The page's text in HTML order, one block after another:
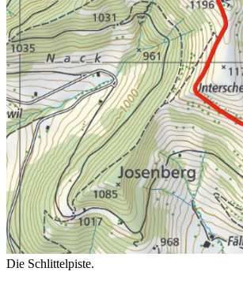
Die Schlittelpiste.